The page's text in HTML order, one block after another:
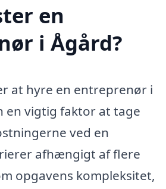
en
i Ågård?
at hyre en entreprenør i
en vigtig faktor at tage
ved en
afhængigt af flere
opgavens kompleksitet,